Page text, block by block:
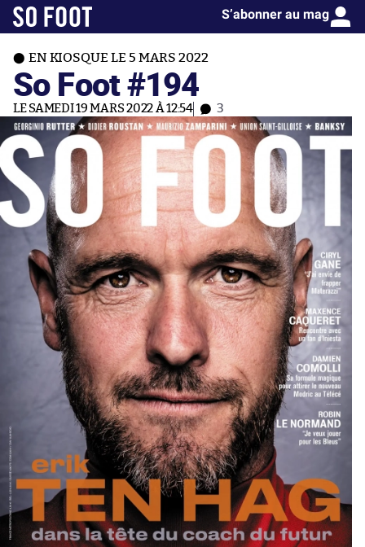
S’abonner au mag
EN KIOSQUE LE 5 MARS 2022
So Foot #194
LE SAMEDI 19 MARS 2022 À 12:54 3